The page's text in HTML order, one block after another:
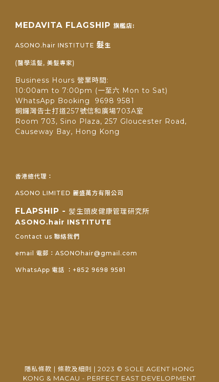
MEDAVITA FLAGSHIP 旗艦店:
ASONO.hair INSTITUTE 髮生
(醫學活髮, 美髮專家)
Business Hours 營業時間:
10:00am to 7:00pm (一至六 Mon to Sat)
WhatsApp Booking 9698 9581
銅鑼灣告士打道257號信和廣場703A室
Room 703, Sino Plaza, 257 Gloucester Road,
Causeway Bay, Hong Kong
香港總代理：
ASONO LIMITED 麗盛萬方有限公司
FLAPSHIP - 髪生頭皮健康管理研究所
ASONO.hair INSTITUTE
Contact us 聯絡我們
email 電郵：ASONOhair@gmail.com
WhatsApp 電話 ：+852 9698 9581
隱私條款 | 條款及細則 | 2023 © SOLE AGENT HONG
KONG & MACAU - PERFECT EAST DEVELOPMENT